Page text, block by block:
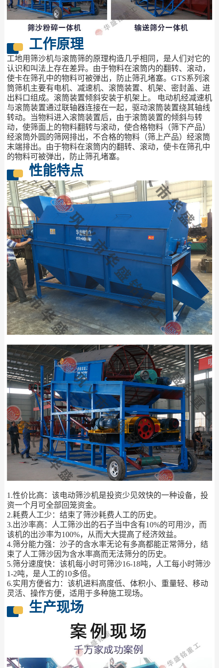
工作原理
工地用筛沙机与滚筒筛的原理构造几乎相同，是人们对它的
认识和叫法上存在差异。由于物料在滚筒内的翻转、滚动，
使卡在筛孔中的物料可被弹出，防止筛孔堵塞。GTS系列滚
筒筛机主要有电机、减速机、滚筒装置、机架、密封盖、进
出料口组成。滚筒装置倾斜安装于机架上。 电动机经减速机
与滚筒装置通过联轴器连接在一起，驱动滚筒装置绕其轴线
转动。当物料进入滚筒装置后，由于滚筒装置的倾斜与转
动，使筛面上的物料翻转与滚动，使合格物料（筛下产品）
经滚筒外圆的筛网排出，不合格的物料（筛上产品）经滚筒
末端排出。由于物料在滚筒内的翻转、滚动，使卡在筛孔中
的物料可被弹出，防止筛孔堵塞。
性能特点
1.性价比高：该电动筛沙机是投资少见效快的一种设备，投
资一个月可全部回笼资金。
2.耗费人工少：结束了筛沙耗费人工的历史。
3.出沙率高：人工筛沙出的石子当中含有10%的可用沙，而
该机的出沙率为100%，从而大大提高了经济效益。
4.筛分能力强：沙子的含水率无论有多高都能正常筛分，结
束了人工筛沙因为含水率高而无法筛分的历史。
5.筛分速度快：该机每小时可筛沙16-18吨，人工每小时筛沙
1-2吨，是人工的10多倍。
6.实用方便省力：该机进料高度低、体积小、重量轻、移动
灵活、操作方便，适用于多种施工现场。
生产现场